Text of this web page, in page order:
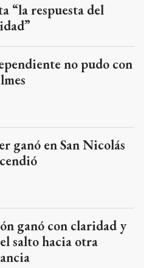
“la respuesta del
no pudo con
ganó en San Nicolás
ganó con claridad y
salto hacia otra